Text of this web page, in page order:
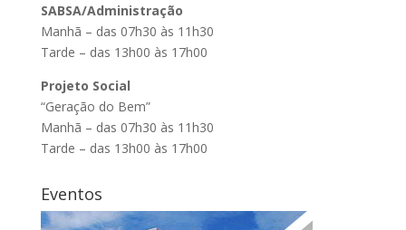
SABSA/Administração
Manhã – das 07h30 às 11h30
Tarde – das 13h00 às 17h00
Projeto Social
“Geração do Bem”
Manhã – das 07h30 às 11h30
Tarde – das 13h00 às 17h00
Eventos